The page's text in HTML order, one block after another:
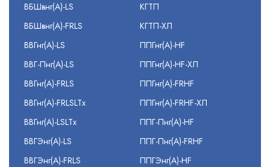
ВБШвнг(А)-LS
ВБШвнг(А)-FRLS
ВВГнг(А)-LS
ВВГ-Пнг(А)-LS
ВВГнг(А)-FRLS
ВВГнг(А)-FRLSLTx
ВВГнг(А)-LSLTx
ВВГЭнг(А)-LS
ВВГЭнг(А)-FRLS
КГТП
КГТП-ХЛ
ППГнг(А)-HF
ППГнг(А)-HF-ХЛ
ППГнг(А)-FRHF
ППГнг(А)-FRHF-ХЛ
ППГ-Пнг(А)-HF
ППГ-Пнг(А)-FRHF
ППГЭнг(А)-HF